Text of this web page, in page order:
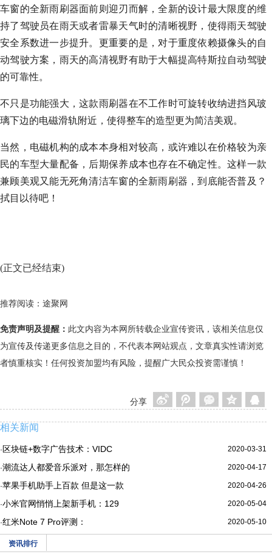
车窗的全新雨刷器面前则迎刃而解，全新的设计最大限度的维
持了驾驶员在雨天或者雷暴天气时的清晰视野，使得雨天驾驶
安全系数进一步提升。更重要的是，对于重度依赖摄像头的自
动驾驶方案，雨天的高清视野有助于大幅提高特斯拉自动驾驶
的可靠性。
不只是功能强大，这款雨刷器在不工作时可旋转收纳进挡风玻
璃下边的电磁滑轨附近，使得整车的造型更为简洁美观。
当然，电磁机构的成本本身相对较高，或许难以在价格较为亲
民的车型大量配备，后期保养成本也存在不确定性。这样一款
兼顾美观又能无死角清洁车窗的全新雨刷器，到底能否普及？
拭目以待吧！
(正文已经结束)
推荐阅读： 途聚网
免责声明及提醒： 此文内容为本网所转载企业宣传资讯，该相关信息仅
为宣传及传递更多信息之目的，不代表本网站观点，文章真实性请浏览
者慎重核实！任何投资加盟均有风险，提醒广大民众投资需谨慎！
分享
相关新闻
2020-03-31
·区块链+数字广告技术：VIDC
2020-04-17
·潮流达人都爱音乐派对，那怎样的
2020-04-26
·苹果手机助手上百款 但是这一款
2020-05-04
·小米官网悄悄上架新手机：129
2020-05-10
·红米Note 7 Pro评测：
资讯排行